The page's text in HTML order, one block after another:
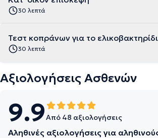
30 λεπτά
Τεστ κοπράνων για το
30 λεπτά
Αξιολογήσεις Ασθενών
9.9Από 48 αξιολογήσεις
Αληθινές αξιολογήσεις για